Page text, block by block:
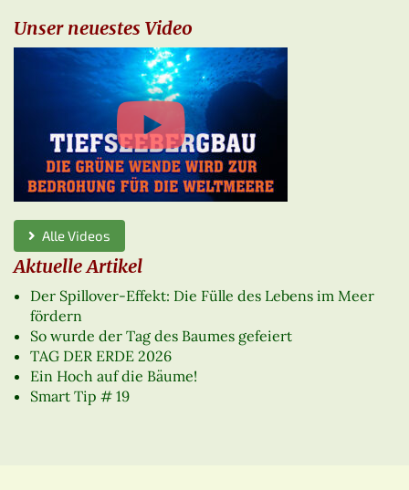
Unser neuestes Video
Alle Videos
Aktuelle Artikel
Der Spillover-Effekt: Die Fülle des Lebens im Meer
fördern
So wurde der Tag des Baumes gefeiert
TAG DER ERDE 2026
Ein Hoch auf die Bäume!
Smart Tip # 19